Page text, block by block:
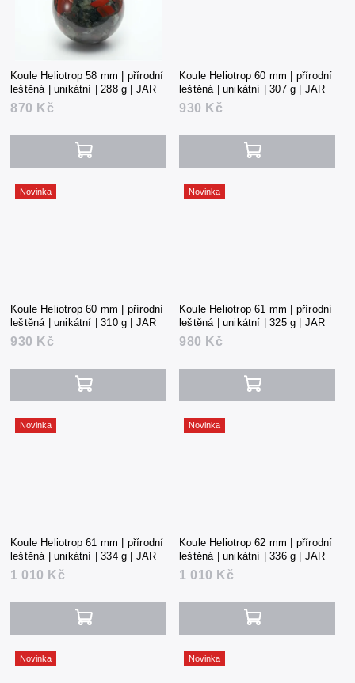
Koule Heliotrop 58 mm | přírodní
leštěná | unikátní | 288 g | JAR
870 Kč
Koule Heliotrop 60 mm | přírodní
leštěná | unikátní | 307 g | JAR
930 Kč
Novinka
Koule Heliotrop 60 mm | přírodní
leštěná | unikátní | 310 g | JAR
930 Kč
Novinka
Koule Heliotrop 61 mm | přírodní
leštěná | unikátní | 325 g | JAR
980 Kč
Novinka
Koule Heliotrop 61 mm | přírodní
leštěná | unikátní | 334 g | JAR
1 010 Kč
Novinka
Koule Heliotrop 62 mm | přírodní
leštěná | unikátní | 336 g | JAR
1 010 Kč
Novinka Novinka